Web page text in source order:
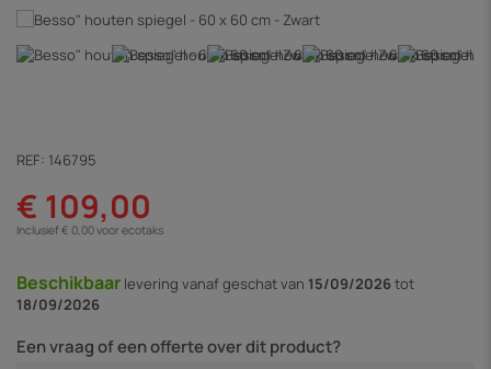
REF: 146795
€ 109,00
Inclusief € 0,00 voor ecotaks
Beschikbaar levering vanafgeschat van 15/09/2026tot
18/09/2026
Een vraag of een offerte over dit product?